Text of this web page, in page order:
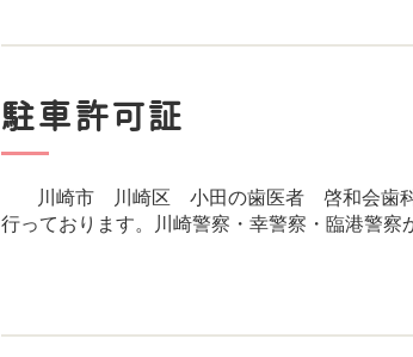
駐車許可証
川崎市 川崎区 小田の歯医者 啓和会歯
行っております。川崎警察・幸警察・臨港警察